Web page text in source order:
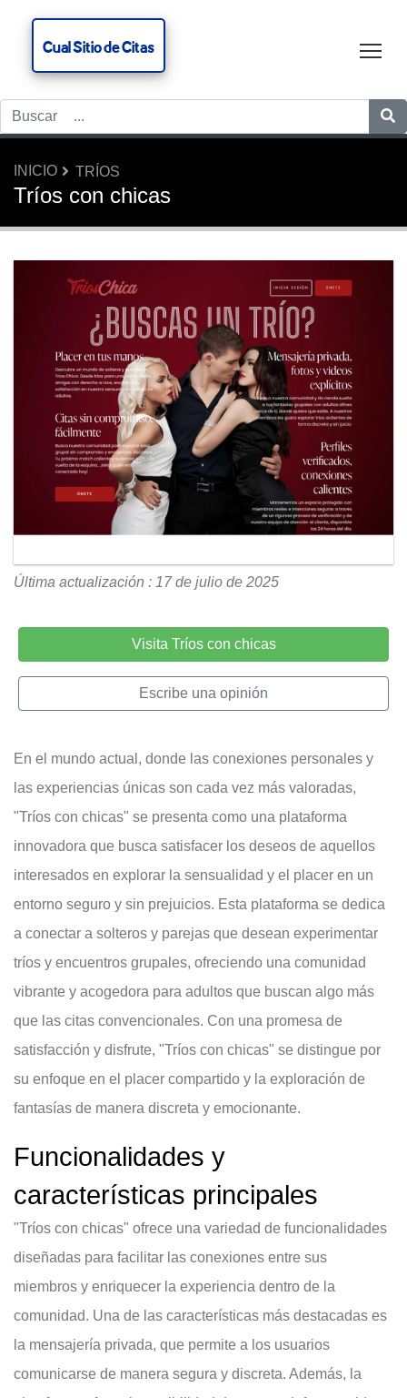
Cual Sitio de Citas
INICIO TRÍOS
Tríos con chicas
Última actualización : 17 de julio de 2025
Visita Tríos con chicas
Escribe una opinión
En el mundo actual, donde las conexiones personales y
las experiencias únicas son cada vez más valoradas,
"Tríos con chicas" se presenta como una plataforma
innovadora que busca satisfacer los deseos de aquellos
interesados en explorar la sensualidad y el placer en un
entorno seguro y sin prejuicios. Esta plataforma se dedica
a conectar a solteros y parejas que desean experimentar
tríos y encuentros grupales, ofreciendo una comunidad
vibrante y acogedora para adultos que buscan algo más
que las citas convencionales. Con una promesa de
satisfacción y disfrute, "Tríos con chicas" se distingue por
su enfoque en el placer compartido y la exploración de
fantasías de manera discreta y emocionante.
Funcionalidades y
características principales
"Tríos con chicas" ofrece una variedad de funcionalidades
diseñadas para facilitar las conexiones entre sus
miembros y enriquecer la experiencia dentro de la
comunidad. Una de las características más destacadas es
la mensajería privada, que permite a los usuarios
comunicarse de manera segura y discreta. Además, la